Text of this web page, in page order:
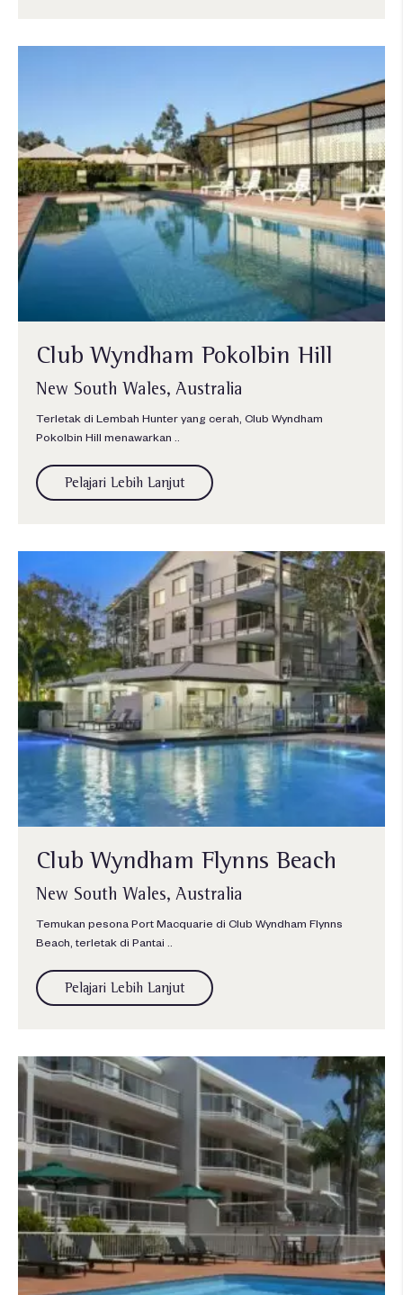
Club Wyndham Pokolbin Hill
New South Wales, Australia
Terletak di Lembah Hunter yang cerah, Club Wyndham
Pokolbin Hill menawarkan ..
Pelajari Lebih Lanjut
Club Wyndham Flynns Beach
New South Wales, Australia
Temukan pesona Port Macquarie di Club Wyndham Flynns
Beach, terletak di Pantai ..
Pelajari Lebih Lanjut